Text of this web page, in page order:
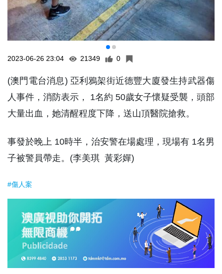
2023-06-26 23:04 21349 0
(澳門電台消息) 亞利鴉架街近德豐大廈發生持武器傷
人事件，消防表示， 1名約 50歲女子懷疑受襲，頭部
大量出血，她清醒程度下降，送山頂醫院搶救。
事發於晚上 10時半，治安警在場處理，現場有 1名男
子被警員帶走。(李美琪 黃彩嬋)
#傷人案